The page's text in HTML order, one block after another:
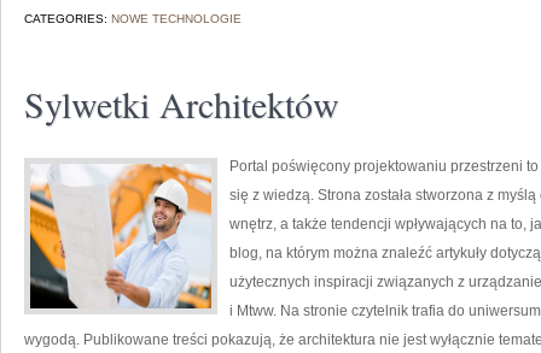
CATEGORIES: NOWE TECHNOLOGIE
Sylwetki Architektów
Portal poświęcony projektowaniu przestrzeni
się z wiedzą. Strona została stworzona z
wnętrz, a także tendencji wpływających na to,
blog, na którym można znaleźć artykuły
użytecznych inspiracji związanych z
i Mtww. Na stronie czytelnik trafia do
wygodą. Publikowane treści pokazują, że architektura nie jest wyłącznie